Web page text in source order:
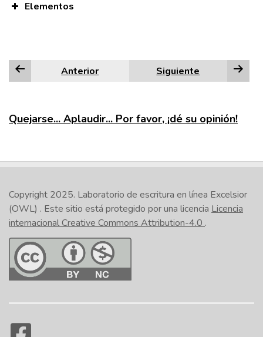
Elementos
Anterior Siguiente
Quejarse... Aplaudir... Por favor, ¡dé su opinión!
Copyright 2025. Laboratorio de escritura en línea Excelsior
(OWL) . Este sitio está protegido por una licencia Licencia
internacional Creative Commons Attribution-4.0 .